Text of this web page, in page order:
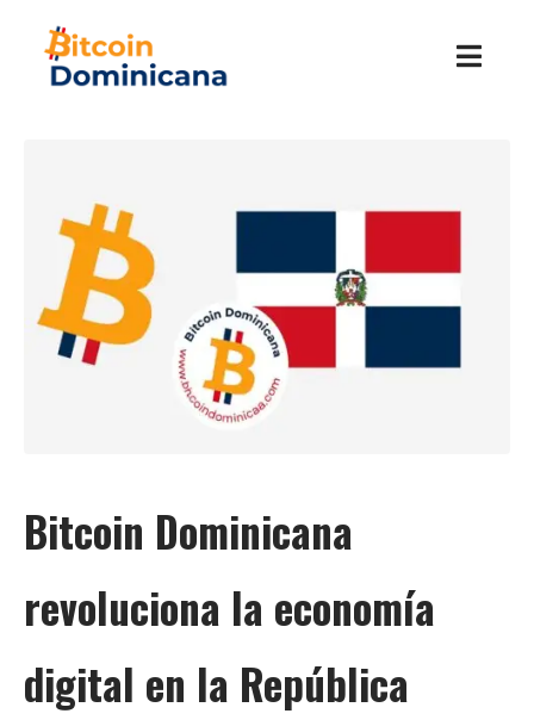
Bitcoin Dominicana
revoluciona la economía
digital en la República